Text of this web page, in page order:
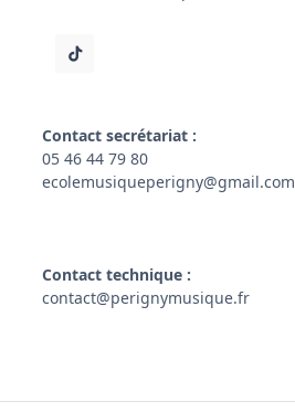
Contact secrétariat :
05 46 44 79 80
ecolemusiqueperigny@gmail.com
Contact technique :
contact@perignymusique.fr